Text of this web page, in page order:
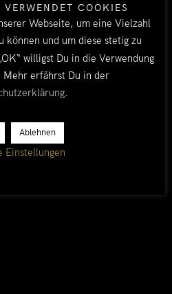
LÄNDER
COOKIES
Webseite, um eine Vielzahl
können und um diese stetig zu
willigst Du in die Verwendung
Mehr erfährst Du in der
.
Ablehnen
Einstellungen